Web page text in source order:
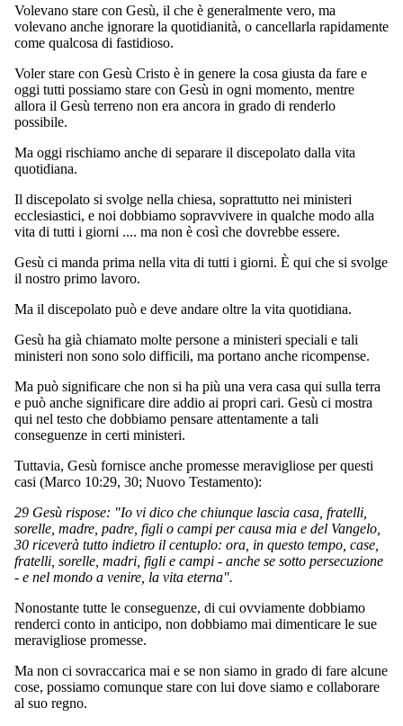
Volevano stare con Gesù, il che è generalmente vero, ma
volevano anche ignorare la quotidianità, o cancellarla rapidamente
come qualcosa di fastidioso.
Voler stare con Gesù Cristo è in genere la cosa giusta da fare e
oggi tutti possiamo stare con Gesù in ogni momento, mentre
allora il Gesù terreno non era ancora in grado di renderlo
possibile.
Ma oggi rischiamo anche di separare il discepolato dalla vita
quotidiana.
Il discepolato si svolge nella chiesa, soprattutto nei ministeri
ecclesiastici, e noi dobbiamo sopravvivere in qualche modo alla
vita di tutti i giorni .... ma non è così che dovrebbe essere.
Gesù ci manda prima nella vita di tutti i giorni. È qui che si svolge
il nostro primo lavoro.
Ma il discepolato può e deve andare oltre la vita quotidiana.
Gesù ha già chiamato molte persone a ministeri speciali e tali
ministeri non sono solo difficili, ma portano anche ricompense.
Ma può significare che non si ha più una vera casa qui sulla terra
e può anche significare dire addio ai propri cari. Gesù ci mostra
qui nel testo che dobbiamo pensare attentamente a tali
conseguenze in certi ministeri.
Tuttavia, Gesù fornisce anche promesse meravigliose per questi
casi (Marco 10:29, 30; Nuovo Testamento):
29 Gesù rispose: "Io vi dico che chiunque lascia casa, fratelli,
sorelle, madre, padre, figli o campi per causa mia e del Vangelo,
30 riceverà tutto indietro il centuplo: ora, in questo tempo, case,
fratelli, sorelle, madri, figli e campi - anche se sotto persecuzione
- e nel mondo a venire, la vita eterna".
Nonostante tutte le conseguenze, di cui ovviamente dobbiamo
renderci conto in anticipo, non dobbiamo mai dimenticare le sue
meravigliose promesse.
Ma non ci sovraccarica mai e se non siamo in grado di fare alcune
cose, possiamo comunque stare con lui dove siamo e collaborare
al suo regno.